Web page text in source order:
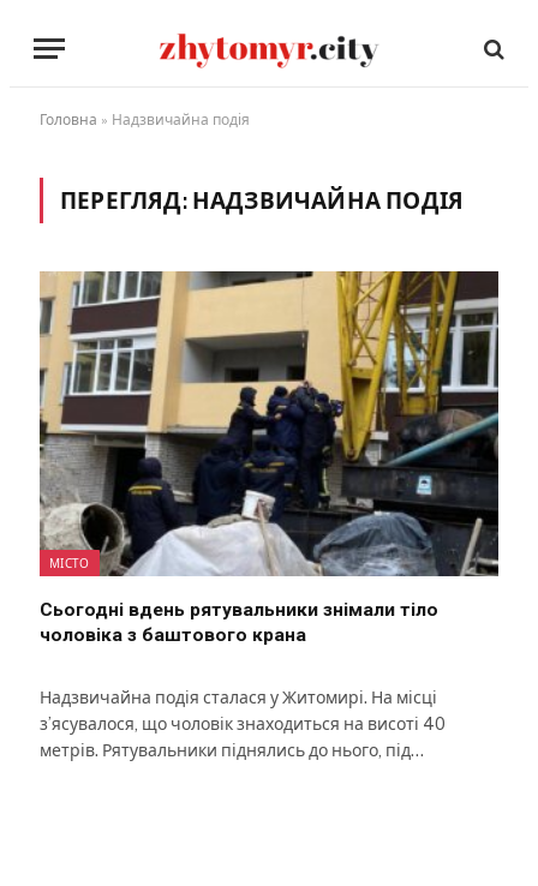
Головна » Надзвичайна подія
ПЕРЕГЛЯД: НАДЗВИЧАЙНА ПОДІЯ
МІСТО
Сьогодні вдень рятувальники знімали тіло
чоловіка з баштового крана
Надзвичайна подія сталася у Житомирі. На місці
з’ясувалося, що чоловік знаходиться на висоті 40
метрів. Рятувальники піднялись до нього, під…